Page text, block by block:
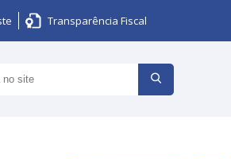
Transparência Fiscal